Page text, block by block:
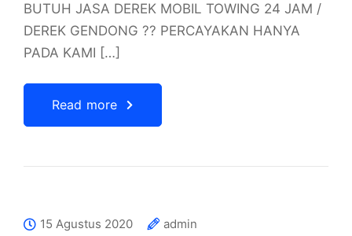
BUTUH JASA DEREK MOBIL TOWING 24 JAM /
DEREK GENDONG ?? PERCAYAKAN HANYA
PADA KAMI […]
Read more
15 Agustus 2020
admin